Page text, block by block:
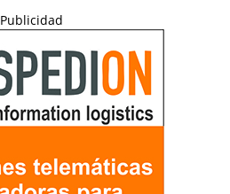
Publicidad